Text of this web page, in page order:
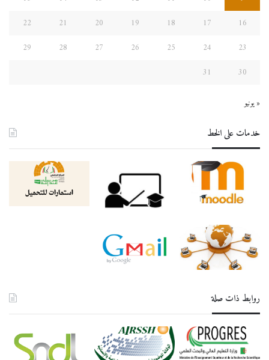
16
17
18
19
20
21
22
23
24
25
26
27
28
29
30
31
« يونيو
خدمات على الخط
روابط ذات صلة